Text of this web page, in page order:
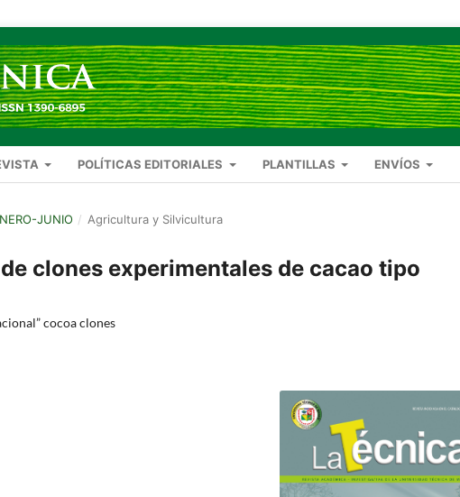
POLÍTICAS EDITORIALES PLANTILLAS ENVÍOS
JUNIO / Agricultura y Silvicultura
clones experimentales de cacao tipo
cocoa clones